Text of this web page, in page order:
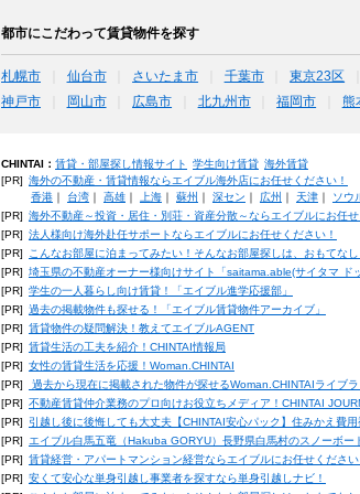
都市にこだわって賃貸物件を探す
札幌市 仙台市 さいたま市 千葉市 東京23区
神戸市
岡山市 広島市 北九州市 福岡市 熊
CHINTAI： 賃貸・部屋探し情報サイト 学生向け賃貸 海外賃貸
[PR] 海外の不動産・賃貸情報ならエイブル海外店にお任せください！
香港｜ 台湾｜ 高雄｜ 上海｜ 蘇州 ｜ 深セン ｜ 広州 ｜ 天津｜ ソウ
[PR] 海外不動産～投資・居住・別荘・資産分散～ならエイブルにお任
[PR] 法人様向け海外赴任サポートならエイブルにお任せください！
[PR]
こんなお部屋に泊まってみたい！そんなお部屋探しは、おもてな
[PR] 埼玉県の不動産オーナー様向けサイト「saitama.able(サイタマ ド
[PR] 学生の一人暮らし向け賃貸！「エイブル進学応援部」
[PR] 過去の掲載物件も探せる！「エイブル賃貸物件アーカイブ」
[PR] 賃貸物件の疑問解決！教えてエイブルAGENT
[PR] 賃貸生活の工夫を紹介！CHINTAI情報局
[PR] 女性の賃貸生活を応援！Woman.CHINTAI
[PR]
過去から現在に掲載された物件が探せるWoman.CHINTAIライブラ
[PR] 不動産賃貸仲介業務のプロ向けお役立ちメディア！CHINTAI
[PR]
引越し後に後悔しても大丈夫【CHINTAI安心パック】住みかえ費
[PR]
エイブル白馬五竜（Hakuba GORYU）長野県白馬村のスノーボー
[PR] 賃貸経営・アパートマンション経営ならエイブルにお任せください
[PR] 安くて安心な単身引越し事業者を探すなら単身引越しナビ！